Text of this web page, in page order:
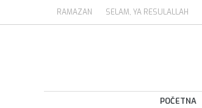
RAMAZAN SELAM, YA RESULALLAH
POČETNA